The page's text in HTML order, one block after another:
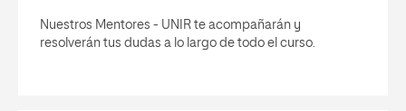
Nuestros Mentores - UNIR te acompañarán y
resolverán tus dudas a lo largo de todo el curso.